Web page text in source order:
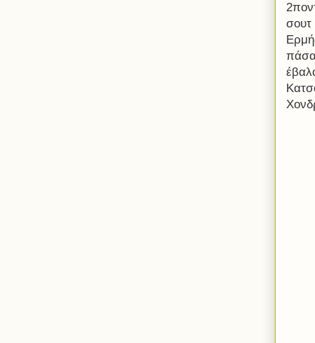
πάσα